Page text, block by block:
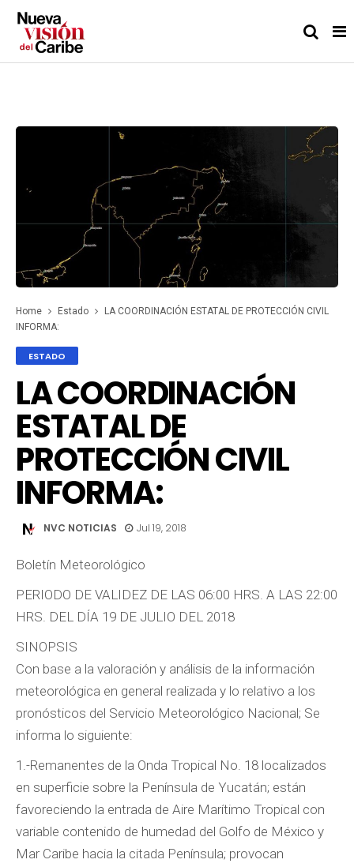
Home Estado
LA COORDINACIÓN ESTATAL DE PROTECCIÓN CIVIL
INFORMA:
ESTADO
LA COORDINACIÓN
ESTATAL DE
PROTECCIÓN CIVIL
INFORMA:
NVC NOTICIAS Jul 19, 2018
Boletín Meteorológico
PERIODO DE VALIDEZ DE LAS 06:00 HRS. A LAS 22:00
HRS. DEL DÍA 19 DE JULIO DEL 2018
SINOPSIS
Con base a la valoración y análisis de la información
meteorológica en general realizada y lo relativo a los
pronósticos del Servicio Meteorológico Nacional; Se
informa lo siguiente:
1.-Remanentes de la Onda Tropical No. 18 localizados
en superficie sobre la Península de Yucatán; están
favoreciendo la entrada de Aire Marítimo Tropical con
variable contenido de humedad del Golfo de México y
Mar Caribe hacia la citada Península; provocan